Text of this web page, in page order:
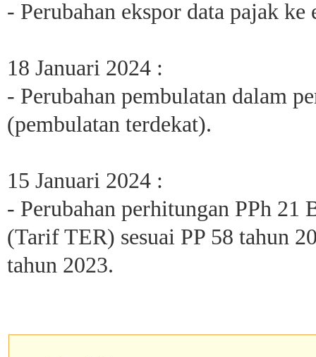
- Perubahan ekspor data pajak
18 Januari 2024 :
- Perubahan pembulatan dalam
(pembulatan terdekat).
15 Januari 2024 :
- Perubahan perhitungan PPh 21
(Tarif TER) sesuai PP 58 tahun
tahun 2023.